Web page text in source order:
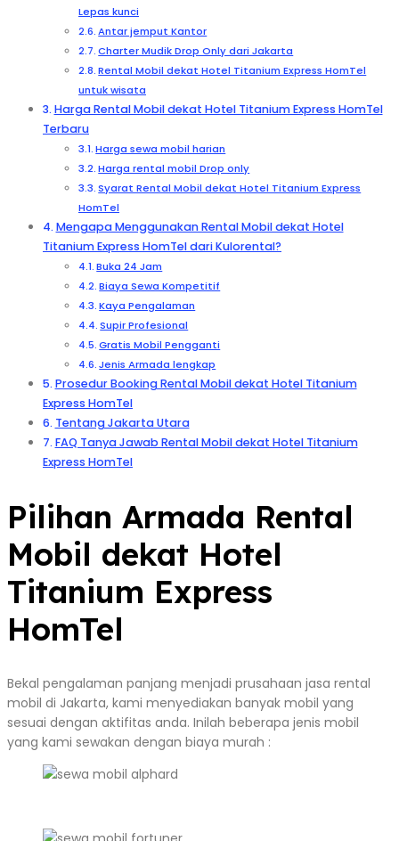
Lepas kunci
Antar jemput Kantor
Charter Mudik Drop Only dari Jakarta
Rental Mobil dekat Hotel Titanium Express HomTel
untuk wisata
Harga Rental Mobil dekat Hotel Titanium Express HomTel
Terbaru
Harga sewa mobil harian
Harga rental mobil Drop only
Syarat Rental Mobil dekat Hotel Titanium Express
HomTel
Mengapa Menggunakan Rental Mobil dekat Hotel
Titanium Express HomTel dari Kulorental?
Buka 24 Jam
Biaya Sewa Kompetitif
Kaya Pengalaman
Supir Profesional
Gratis Mobil Pengganti
Jenis Armada lengkap
Prosedur Booking Rental Mobil dekat Hotel Titanium
Express HomTel
Tentang Jakarta Utara
FAQ Tanya Jawab Rental Mobil dekat Hotel Titanium
Express HomTel
Pilihan Armada Rental
Mobil dekat Hotel
Titanium Express
HomTel
Bekal pengalaman panjang menjadi prusahaan jasa rental
mobil di Jakarta, kami menyediakan banyak mobil yang
sesuai dengan aktifitas anda. Inilah beberapa jenis mobil
yang kami sewakan dengan biaya murah :